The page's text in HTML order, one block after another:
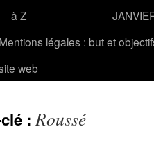
à Z
Mentions légales : but et
web
:Roussé